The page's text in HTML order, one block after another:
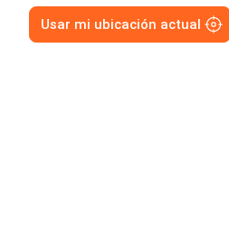
Usar mi ubicación actual